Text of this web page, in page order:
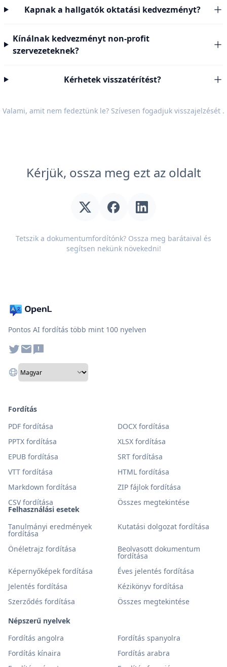
Kapnak a hallgatók oktatási kedvezményt?
Kínálnak kedvezményt non-profit
szervezeteknek?
Kérhetek visszatérítést?
Valami, amit nem fedeztünk le? Szívesen fogadjuk visszajelzését .
Kérjük, ossza meg ezt az oldalt
Tetszik a dokumentumfordítónk? Ossza meg barátaival és
segítsen nekünk növekedni!
Pontos AI fordítás több mint 100 nyelven
Felhasználási esetek
Tanulmányi eredmények
fordítása
Kutatási dolgozat fordítása
Önéletrajz fordítása Beolvasott dokumentum
fordítása
Képernyőképek fordítása
Éves jelentés fordítása
Jelentés fordítása
Kézikönyv fordítása
Szerződés fordítása
Összes megtekintése
Népszerű nyelvek
Fordítás angolra
Fordítás spanyolra
Fordítás kínaira
Fordítás arabra
Fordítás
PDF fordítása
DOCX fordítása
PPTX fordítása
XLSX fordítása
EPUB fordítása
SRT fordítása
VTT fordítása
HTML fordítása
Markdown fordítása
ZIP fájlok fordítása
CSV fordítása
Összes megtekintése